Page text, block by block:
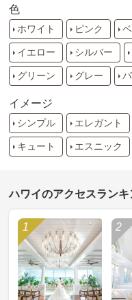
色
ホワイト ピンク
イエロー シルバー
グリーン グレー
イメージ
シンプル エレガント
キュート エスニック
ハワイのアクセスランキ